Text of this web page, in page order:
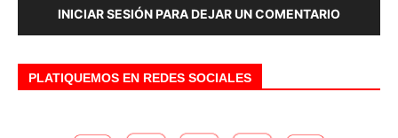
INICIAR SESIÓN PARA DEJAR UN COMENTARIO
PLATIQUEMOS EN REDES SOCIALES